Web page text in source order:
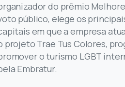
do prêmio
público, elege os
em que a empresa
projeto Trae Tus Colores,
o turismo LGBT
Embratur.